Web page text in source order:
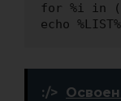
for %i in
echo %LIST%
:/>